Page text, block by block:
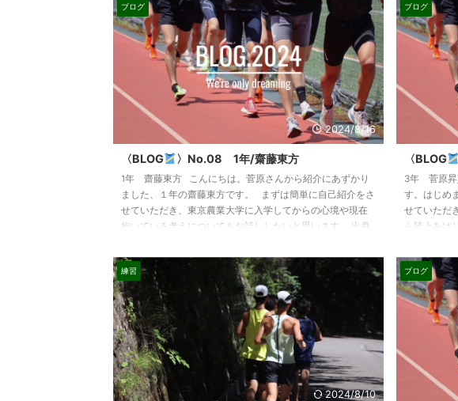
身は神奈川
２/22です。
です。 趣
ブログ
2024/8/16
〈BLOG 〉No.08 1年/齋藤東方
1年 齋藤東方 こんにちは。菅原さんから紹介にあずかり
ました、１年の齋藤東方です。 まずは簡単に自己紹介をさ
せていただき、東京農業大学に入学してからの心境や現在
抱いている考えについてもお話ししたいと思います。 出身
め、岐阜県の県立岐阜商業高校に入学しました。 趣味は映
画を観ることと、興味のある生物について探求することで
す。将来の夢は幼馴染の相棒と世界一周をすることです。
農大に入学してから5カ月が経ち、寮や学校の生 ...
ブログ
〈BLOG
3年 菅原昇
す。はじめ
せていただ
ら陸上をは
penthouse
来ませんで
切ることは
ただきまし
練習
2024/8/10
ブログ